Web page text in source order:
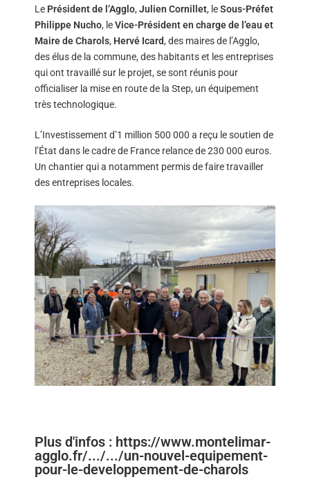
Le Président de l’Agglo, Julien Cornillet, leSous-Préfet
Philippe Nucho, leVice-Président en charge de l’eau et
Maire de Charols, Hervé Icard, des maires de l’Agglo,
des élus de la commune, des habitants et les entreprises
qui ont travaillé sur le projet, se sont réunis pour
officialiser la mise en route de la Step, un équipement
très technologique.
L’Investissement d’1 million 500 000 a reçu le soutien de
l’État dans le cadre de France relance de 230 000 euros.
Un chantier qui a notamment permis de faire travailler
des entreprises locales.
Plus d'infos : https://www.montelimar-
agglo.fr/.../.../un-nouvel-equipement-
pour-le-developpement-de-charols